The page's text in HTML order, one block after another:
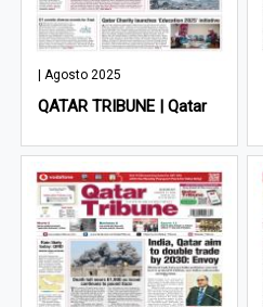
| Agosto 2025
QATAR TRIBUNE | Qatar